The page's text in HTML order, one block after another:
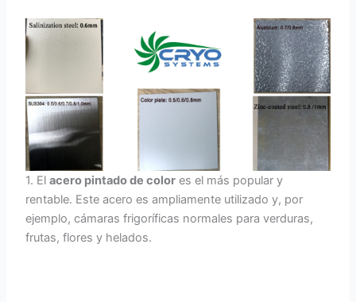
1. Elacero pintado de color es el más popular y
rentable. Este acero es ampliamente utilizado y, por
ejemplo, cámaras frigoríficas normales para verduras,
frutas, flores y helados.